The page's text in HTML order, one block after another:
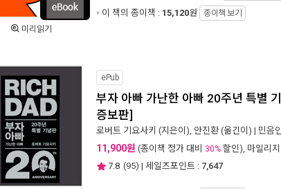
미리읽기
이 책의 종이책 : 15,120원 종이책 보기
ePub
부자 아빠 가난한 아빠 20주년 특별
증보판]
로버트 기요사키 (지은이), 안진환(옮긴이) | 민음인
11,900원 (종이책 정가 대비 30% 할인), 마일리지
7.8 (95) | 세일즈포인트 : 7,647